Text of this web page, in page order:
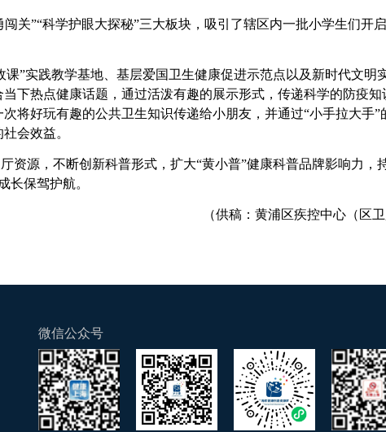
关”“科学护眼大探秘”三大板块，吸引了辖区内一批小学生们开
”实践教学基地、基层爱国卫生健康促进示范点以及新时代文明
下热点健康话题，通过活泼有趣的展示形式，传递科学的防疫知
将好玩有趣的公共卫生知识传递给小朋友，并通过“小手拉大手”
会效益。
资源，不断创新科普形式，扩大“黄小普”健康科普品牌影响力，
长保驾护航。
（供稿：黄浦区疾控中心（区卫
微信公众号